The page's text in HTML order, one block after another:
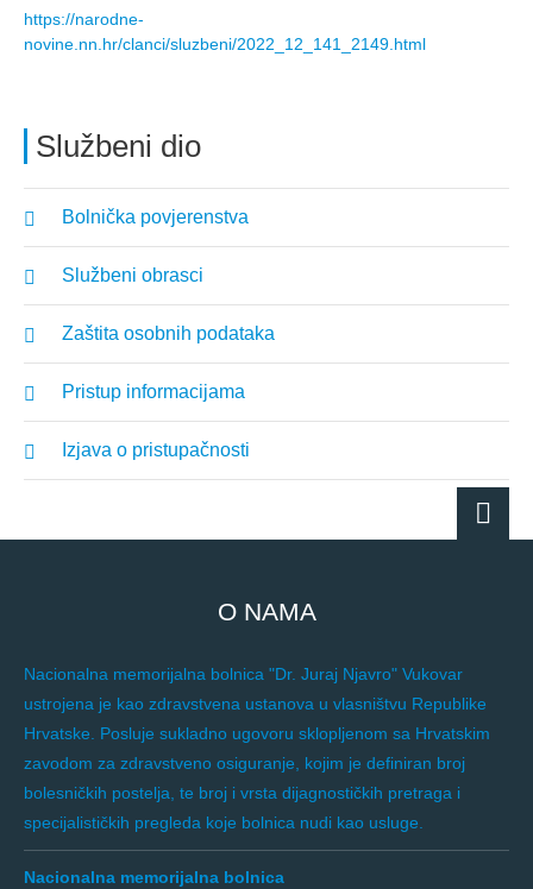
Službeni dio
Bolnička povjerenstva
Službeni obrasci
Zaštita osobnih podataka
Pristup informacijama
Izjava o pristupačnosti
https://narodne-
novine.nn.hr/clanci/sluzbeni/2022_12_141_2149.html
O NAMA
Nacionalna memorijalna bolnica "Dr. Juraj Njavro" Vukovar
ustrojena je kao zdravstvena ustanova u vlasništvu Republike
Hrvatske. Posluje sukladno ugovoru sklopljenom sa Hrvatskim
zavodom za zdravstveno osiguranje, kojim je definiran broj
bolesničkih postelja, te broj i vrsta dijagnostičkih pretraga i
specijalističkih pregleda koje bolnica nudi kao usluge.
Nacionalna memorijalna bolnica